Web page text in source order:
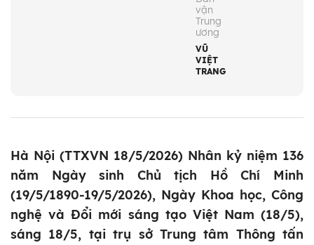
vận
Trung
ương
VŨ
VIỆT
TRANG
Hà Nội (TTXVN 18/5/2026) Nhân kỷ niệm 136
năm Ngày sinh Chủ tịch Hồ Chí Minh
(19/5/1890-19/5/2026), Ngày Khoa học, Công
nghệ và Đổi mới sáng tạo Việt Nam (18/5),
sáng 18/5, tại trụ sở Trung tâm Thông tấn